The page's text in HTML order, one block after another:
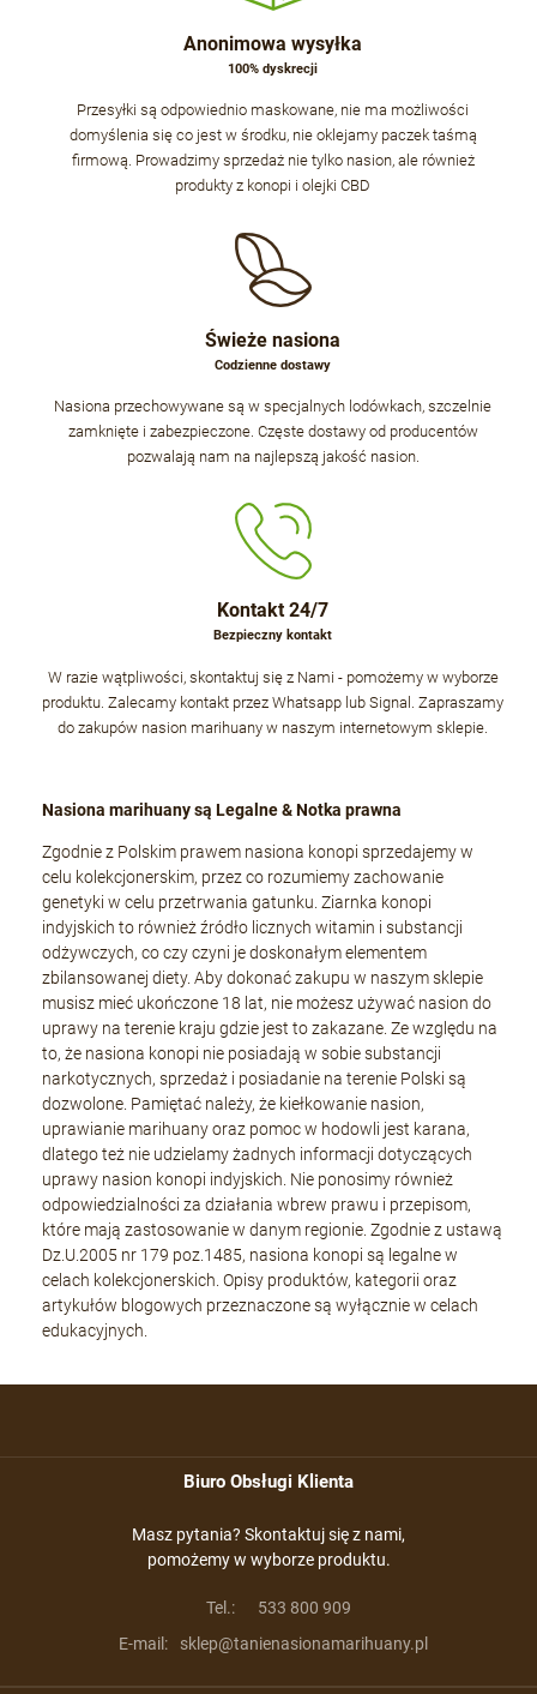
Anonimowa wysyłka
100% dyskrecji
Przesyłki są odpowiednio maskowane, nie ma możliwości
domyślenia się co jest w środku, nie oklejamy paczek taśmą
firmową. Prowadzimy sprzedaż nie tylko nasion, ale również
produkty z konopi i olejki CBD
Świeże nasiona
Codzienne dostawy
Nasiona przechowywane są w specjalnych lodówkach, szczelnie
zamknięte i zabezpieczone. Częste dostawy od producentów
pozwalają nam na najlepszą jakość nasion.
Kontakt 24/7
Bezpieczny kontakt
W razie wątpliwości, skontaktuj się z Nami - pomożemy w wyborze
produktu. Zalecamy kontakt przez Whatsapp lub Signal. Zapraszamy
do zakupów nasion marihuany w naszym internetowym sklepie.
Nasiona marihuany są Legalne & Notka prawna
Zgodnie z Polskim prawem nasiona konopi sprzedajemy w
celu kolekcjonerskim, przez co rozumiemy zachowanie
genetyki w celu przetrwania gatunku. Ziarnka konopi
indyjskich to również źródło licznych witamin i substancji
odżywczych, co czy czyni je doskonałym elementem
zbilansowanej diety. Aby dokonać zakupu w naszym sklepie
musisz mieć ukończone 18 lat, nie możesz używać nasion do
uprawy na terenie kraju gdzie jest to zakazane. Ze względu na
to, że nasiona konopi nie posiadają w sobie substancji
narkotycznych, sprzedaż i posiadanie na terenie Polski są
dozwolone. Pamiętać należy, że kiełkowanie nasion,
uprawianie marihuany oraz pomoc w hodowli jest karana,
dlatego też nie udzielamy żadnych informacji dotyczących
uprawy nasion konopi indyjskich. Nie ponosimy również
odpowiedzialności za działania wbrew prawu i przepisom,
które mają zastosowanie w danym regionie. Zgodnie z ustawą
Dz.U.2005 nr 179 poz.1485, nasiona konopi są legalne w
celach kolekcjonerskich. Opisy produktów, kategorii oraz
artykułów blogowych przeznaczone są wyłącznie w celach
edukacyjnych.
Biuro Obsługi Klienta
Masz pytania? Skontaktuj się z nami,
pomożemy w wyborze produktu.
Tel.:
533 800 909
E-mail:
sklep@tanienasionamarihuany.pl